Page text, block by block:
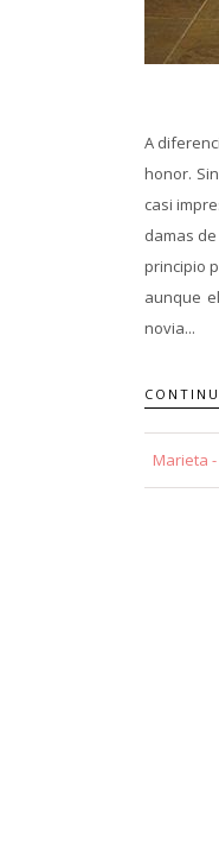
A
honor.
casi
damas
principio
aunque
novia...
Marieta -